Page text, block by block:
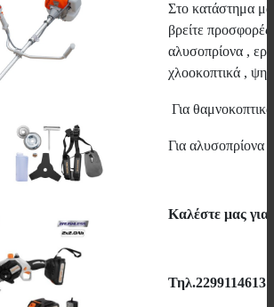
ΣΤΟ
για τις προσφορές μας και για όλα τα
νέα προϊόντα.
Στο κατάστημα
βρείτε
αλυσοπρίονα ,
χλοοκοπτικά ,
Για
Για αλυσοπρίονα
Καλέστε μας για
Τηλ.2299114613